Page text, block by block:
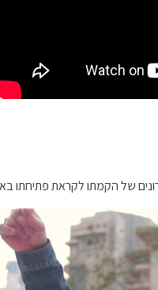
של הקמתו לקראת פתיחתו